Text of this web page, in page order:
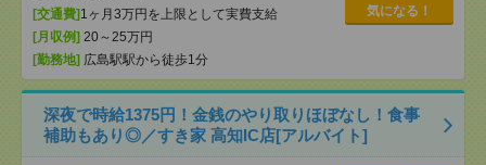
[交通費]1ヶ月3万円を上限として実費支給
[月収例] 20～25万円
[勤務地] 広島駅駅から徒歩1分
気になる！
深夜で時給1375円！金銭のやり取りほぼなし！食事
補助もあり◎／すき家 高知IC店[アルバイト]